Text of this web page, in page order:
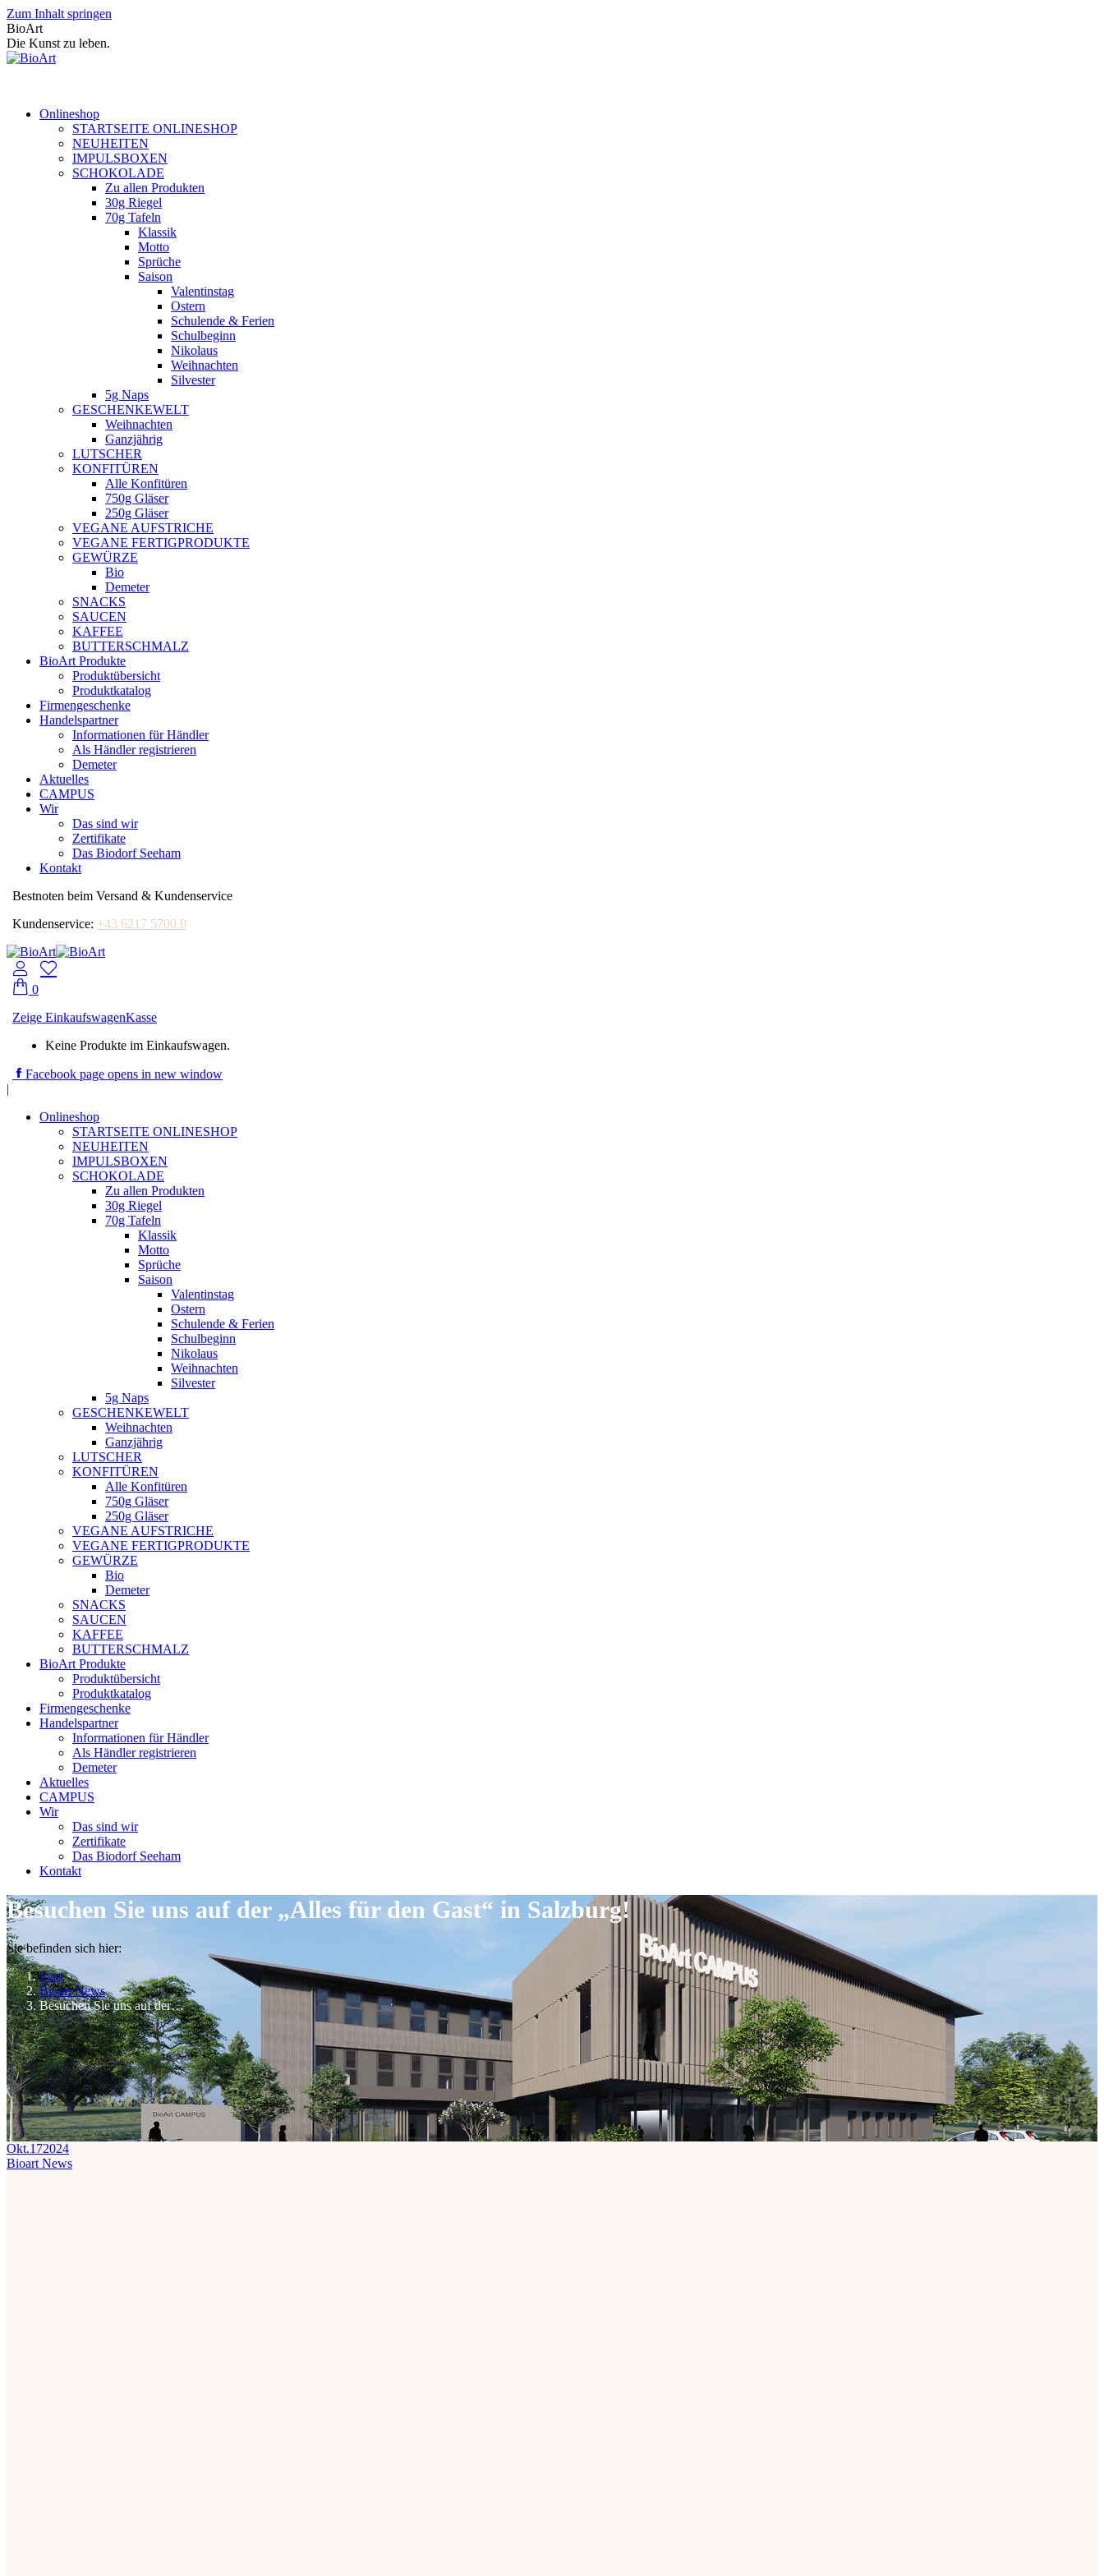
Zum Inhalt springen
BioArt
Die Kunst zu leben.
Onlineshop
STARTSEITE ONLINESHOP
NEUHEITEN
IMPULSBOXEN
SCHOKOLADE
Zu allen Produkten
30g Riegel
70g Tafeln
Klassik
Motto
Sprüche
Saison
Valentinstag
Ostern
Schulende & Ferien
Schulbeginn
Nikolaus
Weihnachten
Silvester
5g Naps
GESCHENKEWELT
Weihnachten
Ganzjährig
LUTSCHER
KONFITÜREN
Alle Konfitüren
750g Gläser
250g Gläser
VEGANE AUFSTRICHE
VEGANE FERTIGPRODUKTE
GEWÜRZE
Bio
Demeter
SNACKS
SAUCEN
KAFFEE
BUTTERSCHMALZ
BioArt Produkte
Produktübersicht
Produktkatalog
Firmengeschenke
Handelspartner
Informationen für Händler
Als Händler registrieren
Demeter
Aktuelles
CAMPUS
Wir
Das sind wir
Zertifikate
Das Biodorf Seeham
Kontakt
Bestnoten beim Versand & Kundenservice
Kundenservice: +43 6217 5700 0
0
Zeige EinkaufswagenKasse
Keine Produkte im Einkaufswagen.
Facebook page opens in new window
|
Onlineshop
STARTSEITE ONLINESHOP
NEUHEITEN
IMPULSBOXEN
SCHOKOLADE
Zu allen Produkten
30g Riegel
70g Tafeln
Klassik
Motto
Sprüche
Saison
Valentinstag
Ostern
Schulende & Ferien
Schulbeginn
Nikolaus
Weihnachten
Silvester
5g Naps
GESCHENKEWELT
Weihnachten
Ganzjährig
LUTSCHER
KONFITÜREN
Alle Konfitüren
750g Gläser
250g Gläser
VEGANE AUFSTRICHE
VEGANE FERTIGPRODUKTE
GEWÜRZE
Bio
Demeter
SNACKS
SAUCEN
KAFFEE
BUTTERSCHMALZ
BioArt Produkte
Produktübersicht
Produktkatalog
Firmengeschenke
Handelspartner
Informationen für Händler
Als Händler registrieren
Demeter
Aktuelles
CAMPUS
Wir
Das sind wir
Zertifikate
Das Biodorf Seeham
Kontakt
Besuchen Sie uns auf der „Alles für den Gast“ in Salzburg!
Sie befinden sich hier:
Start
Bioart News
Besuchen Sie uns auf der…
Okt.172024
Bioart News